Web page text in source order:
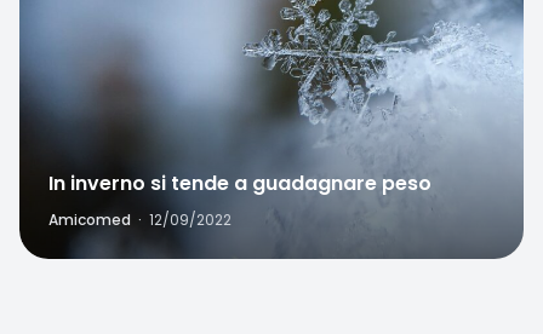
In inverno si tende a guadagnare peso
Amicomed · 12/09/2022